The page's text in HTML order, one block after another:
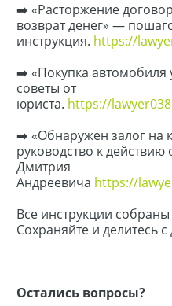
➡️ «Расторжение
возврат денег» —
инструкция. https://
➡️ «Покупка автомобиля
советы от
юриста. https://
➡️ «Обнаружен залог на
руководство к действию
Дмитрия
Андреевича https://
Все инструкции
Сохраняйте и делитесь
Остались вопросы?